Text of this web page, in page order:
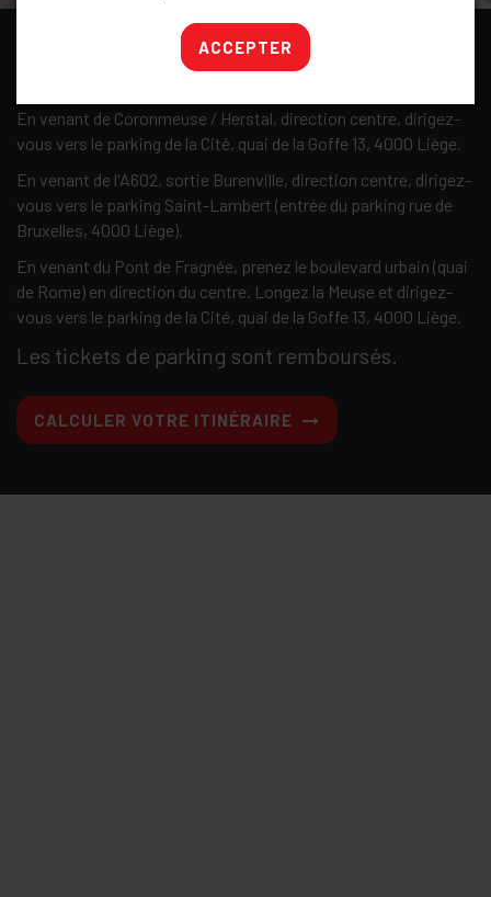
En venant de Coronmeuse / Herstal, direction centre, dirigez-
vous vers le parking de la Cité, quai de la Goffe 13, 4000 Liège.
En venant de l'A602, sortie Burenville, direction centre, dirigez-
vous vers le parking Saint-Lambert (entrée du parking rue de
Bruxelles, 4000 Liège).
En venant du Pont de Fragnée, prenez le boulevard urbain (quai
de Rome) en direction du centre. Longez la Meuse et dirigez-
vous vers le parking de la Cité, quai de la Goffe 13, 4000 Liège.
Les tickets de parking sont remboursés.
CALCULER VOTRE ITINÉRAIRE
ACCEPTER